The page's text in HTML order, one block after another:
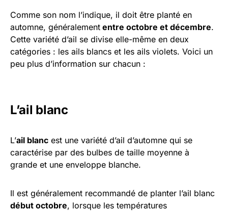
Comme son nom l’indique, il doit être planté en
automne, généralement entre octobre et décembre.
Cette variété d’ail se divise elle-même en deux
catégories : les ails blancs et les ails violets. Voici un
peu plus d’information sur chacun :
L’ail blanc
L’ail blanc est une variété d’ail d’automne qui se
caractérise par des bulbes de taille moyenne à
grande et une enveloppe blanche.
Il est généralement recommandé de planter l’ail blanc
début octobre, lorsque les températures